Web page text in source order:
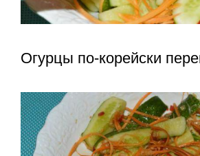
Огурцы по-корейски